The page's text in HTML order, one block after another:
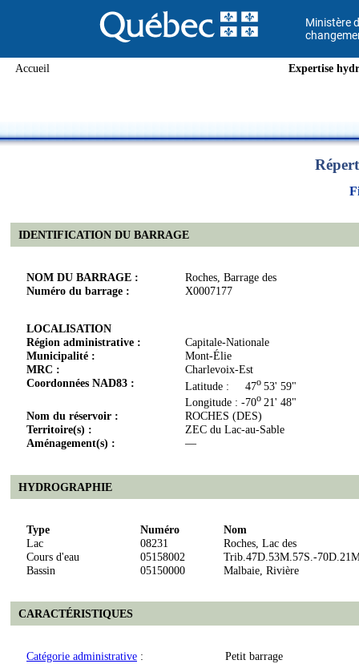
Ministère
Accueil Expertise
IDENTIFICATION DU BARRAGE
NOM DU BARRAGE :
Roches, Barrage des
Numéro du barrage :
X0007177
LOCALISATION
Région administrative :
Capitale-Nationale
Municipalité :
Mont-Élie
MRC :
Charlevoix-Est
Coordonnées NAD83 :
Latitude : 47o 53' 59"
Longitude : -70o 21' 48"
Nom du réservoir :
ROCHES (DES)
Territoire(s) :
ZEC du Lac-au-Sable
Aménagement(s) :
—
HYDROGRAPHIE
Type Numéro
Nom
Lac
08231
Roches, Lac des
Cours d'eau
05158002
Trib.47D.53M.57S.-
Bassin
05150000 Malbaie, Rivière
CARACTÉRISTIQUES
Catégorie administrative : Petit barrage